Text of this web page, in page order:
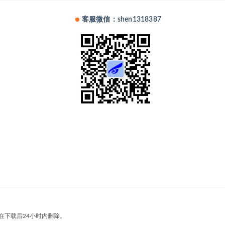
客服微信：shen1318387
下载后24小时内删除。